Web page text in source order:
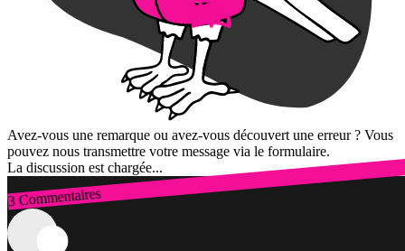
Avez-vous une remarque ou avez-vous découvert une erreur ? Vous
pouvez nous transmettre votre message via le formulaire.
La discussion est chargée...
3 Commentaires
Connexion